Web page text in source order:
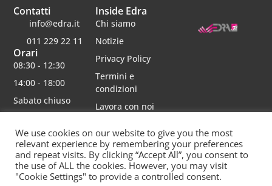
Inside Edra
Chi siamo
Notizie
Privacy Policy
Termini e
condizioni
Lavora con noi
Contatti
info@edra.it
011 229 22 11
Orari
08:30 - 12:30
14:00 - 18:00
Sabato chiuso
Edra srl | Via schiaparelli 16 | 10148 torino | p.iva 06482750012 | Capitale Sociale 30000 interamente
versato | rea 790234 registro imprese re
Questo sito è protetto da Google reCAPTCHA v3,Privacy PolicyeTerms of Service
We use cookies on our website to give you the most
relevant experience by remembering your preferences
and repeat visits. By clicking “Accept All”, you consent to
the use of ALL the cookies. However, you may visit
"Cookie Settings" to provide a controlled consent.